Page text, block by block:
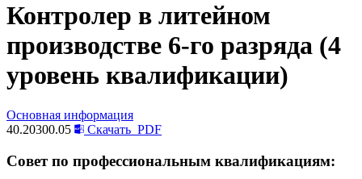
Контролер в литейном
производстве 6-го разряда (4
уровень квалификации)
Основная информация
40.20300.05
Скачать PDF
Совет по профессиональным квалификациям: